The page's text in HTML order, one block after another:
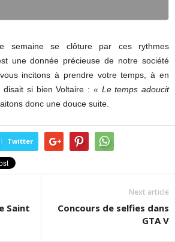
semaine se clôture par ces rythmes
une donnée précieuse de notre société
incitons à prendre votre temps, à en
si bien Voltaire : « Le temps adoucit
donc une douce suite.
Twitter
Saint
Next article
Concours de selfies dans
GTA V